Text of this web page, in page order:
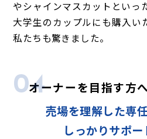
やシャインマスカットといっ
大学生のカップルにも購入い
私たちも驚きました。
04オーナーを目指す方へ
売場を理解した専
しっかりサポー